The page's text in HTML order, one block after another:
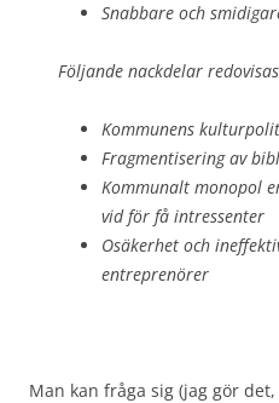
Snabbare och
Följande nackdelar
Kommunens
Fragmentisering av
Kommunalt monopol
vid för få intressenter
Osäkerhet och
entreprenörer
Man kan fråga sig (jag gör